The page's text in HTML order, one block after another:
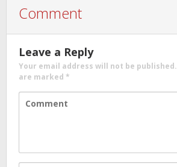
Comment
Leave a Reply
Your email address will not be published.
are marked *